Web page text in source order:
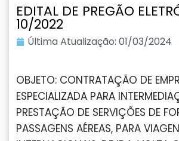
EDITAL DE PREGÃO
10/2022
Última Atualização: 01/03/2024
OBJETO: CONTRATAÇÃO DE
ESPECIALIZADA PARA
PRESTAÇÃO DE SERVIÇÕES DE
PASSAGENS AÉREAS, PARA